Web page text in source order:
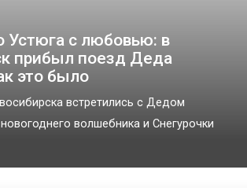
Устюга с любовью: в
прибыл поезд Деда
это было
встретились с Дедом
волшебника и Снегурочки